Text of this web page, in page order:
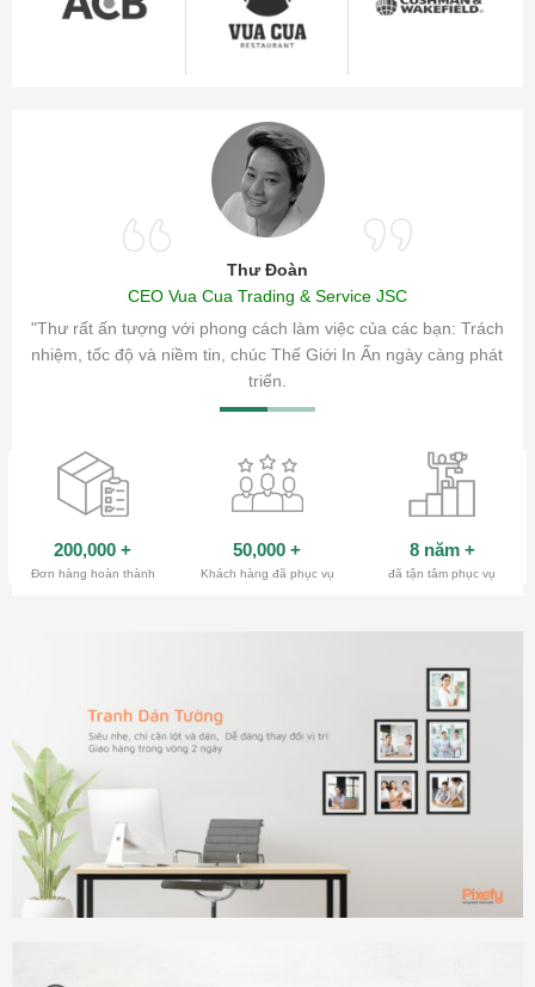
Thư Đoàn
CEO Vua Cua Trading & Service JSC
"Thư rất ấn tượng với phong cách làm việc của các bạn: Trách
nhiệm, tốc độ và niềm tin, chúc Thế Giới In Ấn ngày càng phát
triển.
sóc
200,000 +
Đơn hàng hoàn thành
50,000 +
Khách hàng đã phục vụ
8 năm +
đã tận tâm phục vụ